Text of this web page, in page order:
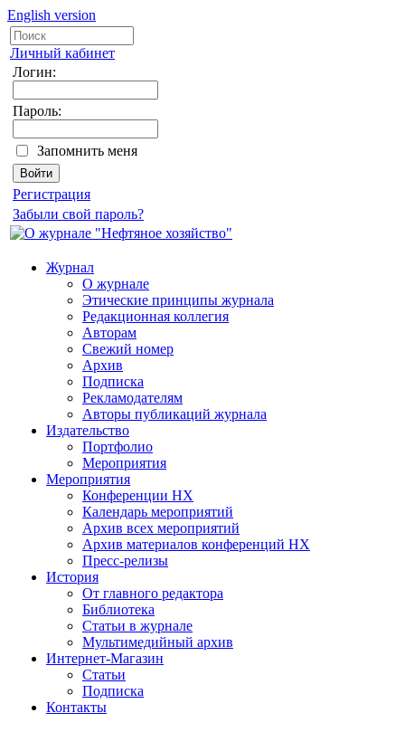
English version
Личный кабинет
Логин:
Пароль:
Запомнить меня
Регистрация
Забыли свой пароль?
Журнал
О журнале
Этические принципы журнала
Редакционная коллегия
Авторам
Свежий номер
Архив
Подписка
Рекламодателям
Авторы публикаций журнала
Издательство
Портфолио
Мероприятия
Мероприятия
Конференции НХ
Календарь мероприятий
Архив всех мероприятий
Архив материалов конференций НХ
Пресс-релизы
История
От главного редактора
Библиотека
Статьи в журнале
Мультимедийный архив
Интернет-Магазин
Статьи
Подписка
Контакты